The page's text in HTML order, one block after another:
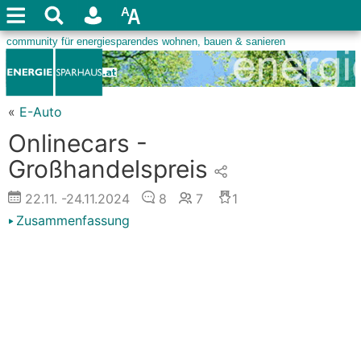
« E-Auto
Onlinecars -
Großhandelspreis
22.11. -24.11.2024 8 7
1
Zusammenfassung